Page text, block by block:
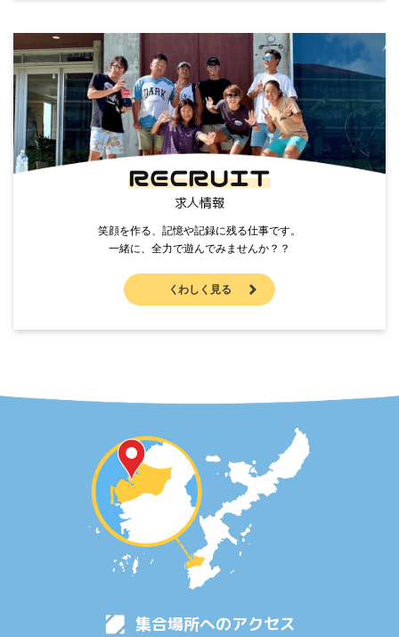
RECRUIT
求人情報
笑顔を作る、記憶や記録に残る仕事です。
一緒に、全力で遊んでみませんか？？
くわしく見る
集合場所へのアクセス